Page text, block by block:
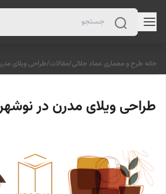
خانه طرح و معماری عماد جلالی/مقالات/طراحی ویلای
طراحی ویلای مدرن در